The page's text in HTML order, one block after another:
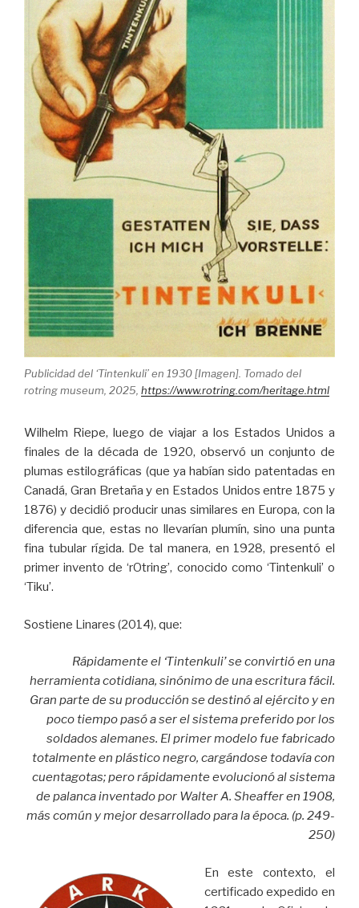
Publicidad del ‘Tintenkuli’ en 1930 [Imagen]. Tomado del
rotring museum, 2025, https://www.rotring.com/heritage.html
Wilhelm Riepe, luego de viajar a los Estados Unidos a
finales de la década de 1920, observó un conjunto de
plumas estilográficas (que ya habían sido patentadas en
Canadá, Gran Bretaña y en Estados Unidos entre 1875 y
1876) y decidió producir unas similares en Europa, con la
diferencia que, estas no llevarían plumín, sino una punta
fina tubular rígida. De tal manera, en 1928, presentó el
primer invento de ‘rOtring’, conocido como ‘Tintenkuli’ o
‘Tiku’.
Sostiene Linares (2014), que:
Rápidamente el ‘Tintenkuli’ se convirtió en una
herramienta cotidiana, sinónimo de una escritura fácil.
Gran parte de su producción se destinó al ejército y en
poco tiempo pasó a ser el sistema preferido por los
soldados alemanes. El primer modelo fue fabricado
totalmente en plástico negro, cargándose todavía con
cuentagotas; pero rápidamente evolucionó al sistema
de palanca inventado por Walter A. Sheaffer en 1908,
más común y mejor desarrollado para la época. (p. 249-
250)
En este contexto, el
certificado expedido en